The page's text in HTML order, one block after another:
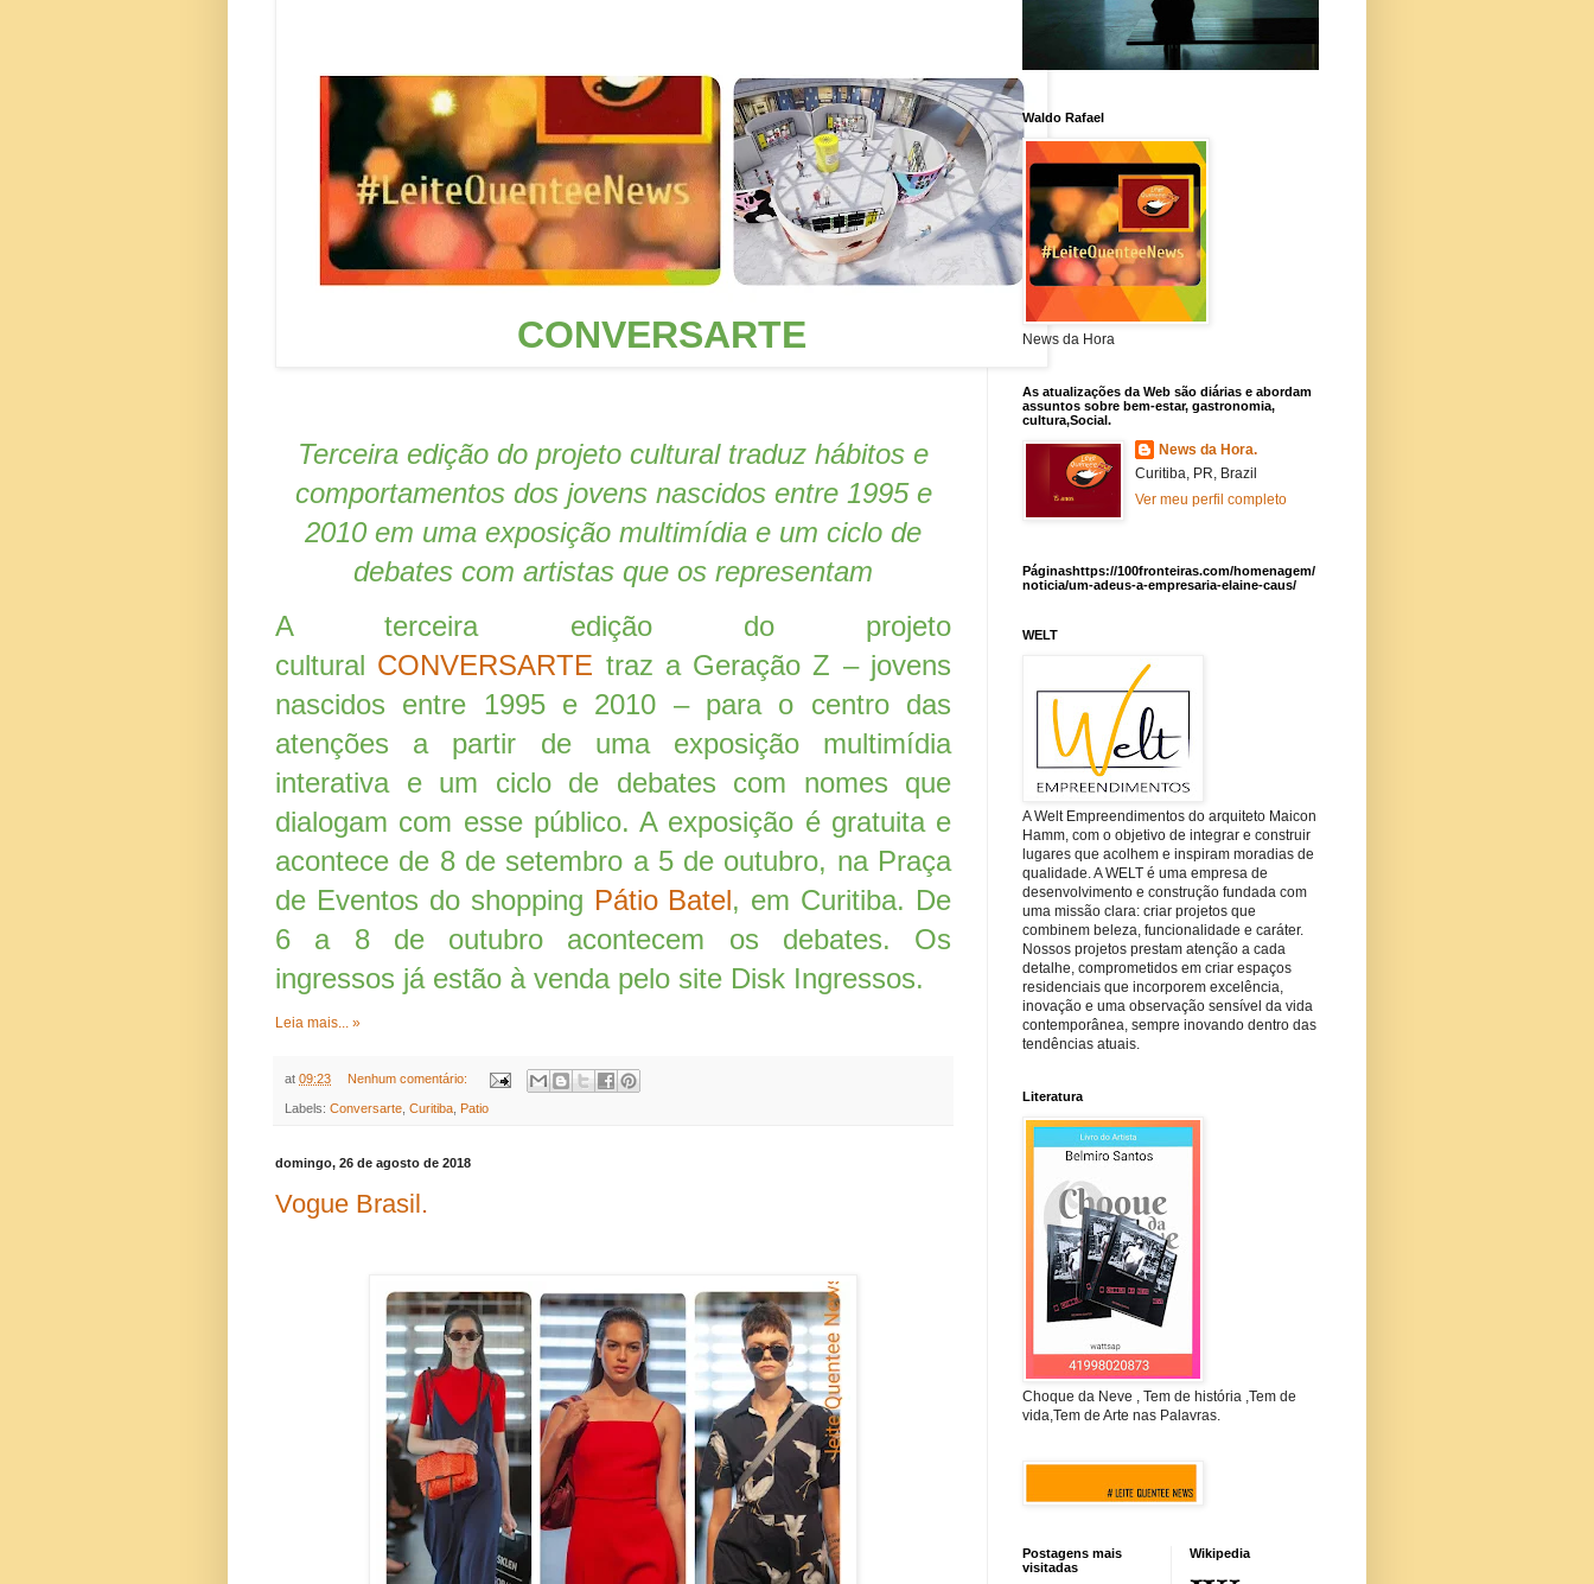
CONVERSARTE
Terceira edição do projeto cultural traduz hábitos e
comportamentos dos jovens nascidos entre 1995 e
2010 em uma exposição multimídia e um ciclo de
debates com artistas que os representam
A terceira edição do projeto
cultural CONVERSARTE traz a Geração Z – jovens
nascidos entre 1995 e 2010 – para o centro das
atenções a partir de uma exposição multimídia
interativa e um ciclo de debates com nomes que
dialogam com esse público. A exposição é gratuita e
acontece de 8 de setembro a 5 de outubro, na Praça
de Eventos do shopping Pátio Batel, em Curitiba. De
6 a 8 de outubro acontecem os debates. Os
ingressos já estão à venda pelo site Disk Ingressos.
Leia mais... »
at 09:23 Nenhum comentário:
Labels: Conversarte Curitiba Patio
domingo, 26 de agosto de 2018
Vogue Brasil.
Waldo Rafael
News da Hora
As atualizações da Web são diárias e abordam
assuntos sobre bem-estar, gastronomia,
cultura,Social.
News da Hora.
Curitiba, PR, Brazil
Ver meu perfil completo
Páginashttps://100fronteiras.com/homenagem/
noticia/um-adeus-a-empresaria-elaine-caus/
WELT
A Welt Empreendimentos do arquiteto Maicon
Hamm, com o objetivo de integrar e construir
lugares que acolhem e inspiram moradias de
qualidade. A WELT é uma empresa de
desenvolvimento e construção fundada com
uma missão clara: criar projetos que
combinem beleza, funcionalidade e caráter.
Nossos projetos prestam atenção a cada
detalhe, comprometidos em criar espaços
residenciais que incorporem excelência,
inovação e uma observação sensível da vida
contemporânea, sempre inovando dentro das
tendências atuais.
Literatura
Choque da Neve , Tem de história ,Tem de
vida,Tem de Arte nas Palavras.
Postagens mais
visitadas
Wikipedia